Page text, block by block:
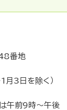
番地
月3日を除く）
は午前9時～午後